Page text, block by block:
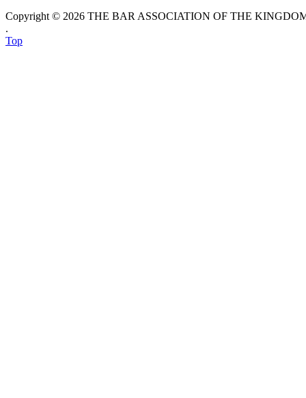
Copyright © 2026 THE BAR ASSOCIATION OF THE
.
Top